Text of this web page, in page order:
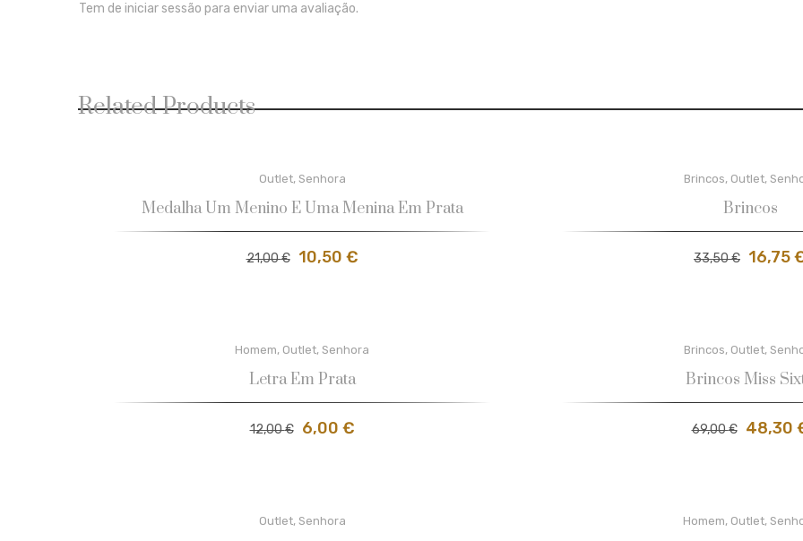
Tem de iniciar sessão para enviar uma avaliação.
Related Products
Outlet, Senhora
Medalha Um Menino E Uma Menina Em Prata
21,00€ 10,50 €
Brincos, Outlet,
Brincos
33,50€ 16,75
Homem, Outlet, Senhora
Letra Em Prata
12,00€ 6,00 €
Brincos, Outlet,
Brincos Miss
69,00€ 48,30
Outlet, Senhora Homem, Outlet,